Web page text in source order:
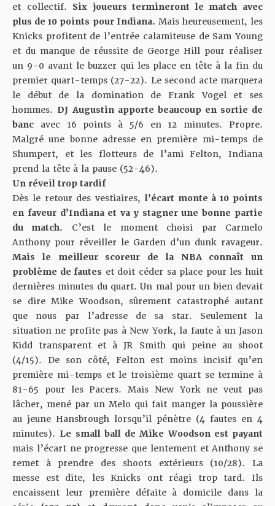
et collectif. Six joueurs termineront le match avec
plus de 10 points pour Indiana. Mais heureusement, les
Knicks profitent de l’entrée calamiteuse de Sam Young
et du manque de réussite de George Hill pour réaliser
un 9-0 avant le buzzer qui les place en tête à la fin du
premier quart-temps (27-22). Le second acte marquera
le début de la domination de Frank Vogel et ses
hommes. DJ Augustin apporte beaucoup en sortie de
banc avec 16 points à 5/6 en 12 minutes. Propre.
Malgré une bonne adresse en première mi-temps de
Shumpert, et les flotteurs de l’ami Felton, Indiana
prend la tête à la pause (52-46).
Un réveil trop tardif
Dès le retour des vestiaires, l’écart monte à 10 points
en faveur d’Indiana et va y stagner une bonne partie
du match. C’est le moment choisi par Carmelo
Anthony pour réveiller le Garden d’un dunk ravageur.
Mais le meilleur scoreur de la NBA connaît un
problème de fautes et doit céder sa place pour les huit
dernières minutes du quart. Un mal pour un bien devait
se dire Mike Woodson, sûrement catastrophé autant
que nous par l’adresse de sa star. Seulement la
situation ne profite pas à New York, la faute à un Jason
Kidd transparent et à JR Smith qui peine au shoot
(4/15). De son côté, Felton est moins incisif qu’en
première mi-temps et le troisième quart se termine à
81-65 pour les Pacers. Mais New York ne veut pas
lâcher, mené par un Melo qui fait manger la poussière
au jeune Hansbrough lorsqu’il pénètre (4 fautes en 4
minutes). Le small ball de Mike Woodson est payant
mais l’écart ne progresse que lentement et Anthony se
remet à prendre des shoots extérieurs (10/28). La
messe est dite, les Knicks ont réagi trop tard. Ils
encaissent leur première défaite à domicile dans la